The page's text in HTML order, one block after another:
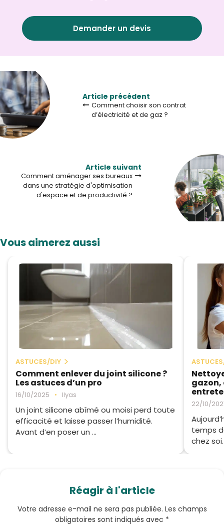
Demander un devis
Article précédent
Comment choisir son contrat
d’électricité et de gaz ?
Article suivant
Comment aménager ses bureaux
dans une stratégie d'optimisation
d'espace et de productivité ?
Vous aimerez aussi
ASTUCES/DIY
Comment enlever du joint silicone ?
Les astuces d’un pro
16/10/2025 • Ilyas
Un joint silicone abîmé ou moisi perd toute
efficacité et laisse passer l’humidité.
Avant d’en poser un ...
gazon,
22/10/
temps
chez
Réagir à l'article
Votre adresse e-mail ne sera pas publiée. Les champs
obligatoires sont indiqués avec *